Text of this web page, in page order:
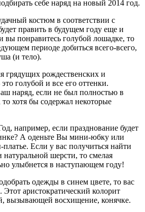
себе наряд на новый 2014 год.
костюм в соответствии с
править в будущем году еще и
вы понравитесь голубой лошадке, то
периоде добиться всего-всего,
(и тело).
грядущих рождественских и
голубой и все его оттенки.
наряд, если не был полностью в
хотя бы содержал некоторые
например, если празднование будет
А оденьте Вы мини-юбку или
Если у вас получиться найти
шерсти, то смелая
улыбнется в наступающем году!
одежды в синем цвете, то вас
аристократический колорит
вызывающей восхищение, конячке.